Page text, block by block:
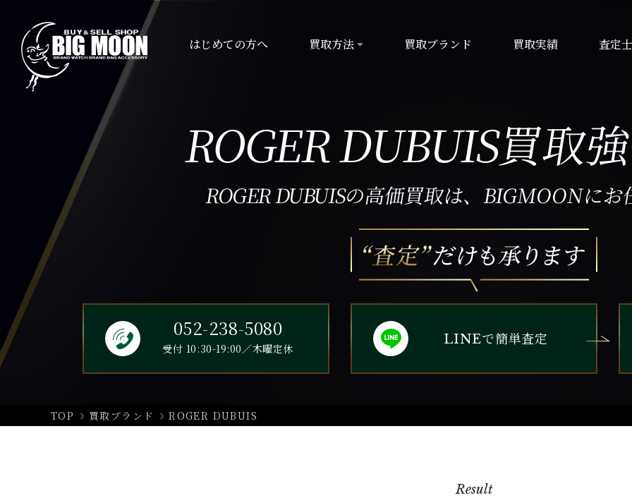
はじめての方へ 買取方法 買取ブランド 買取実績 査定
ROGER DUBUIS買取
ROGER DUBUISの高価買取は、BIGMOONにお
052-238-5080
受付 10:30-19:00／木曜定休
LINEで簡単査定
TOP 買取ブランド ROGER DUBUIS
Result